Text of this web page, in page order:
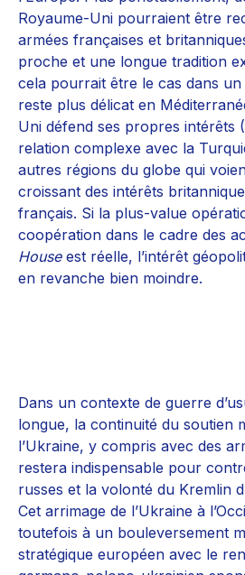
Royaume-Uni pourraient être
armées françaises et
proche et une longue tradition
cela pourrait être le cas dans
reste plus délicat en
Uni défend ses propres intérêts
relation complexe avec la
autres régions du globe qui
croissant des intérêts
français. Si la plus-value
coopération dans le cadre des
Houseest réelle, l’intérêt
en revanche bien moindre.
Dans un contexte de guerre
longue, la continuité du soutien
l’Ukraine, y compris avec des
restera indispensable pour
russes et la volonté du Kremlin
Cet arrimage de l’Ukraine à
toutefois à un bouleversement
stratégique européen avec le